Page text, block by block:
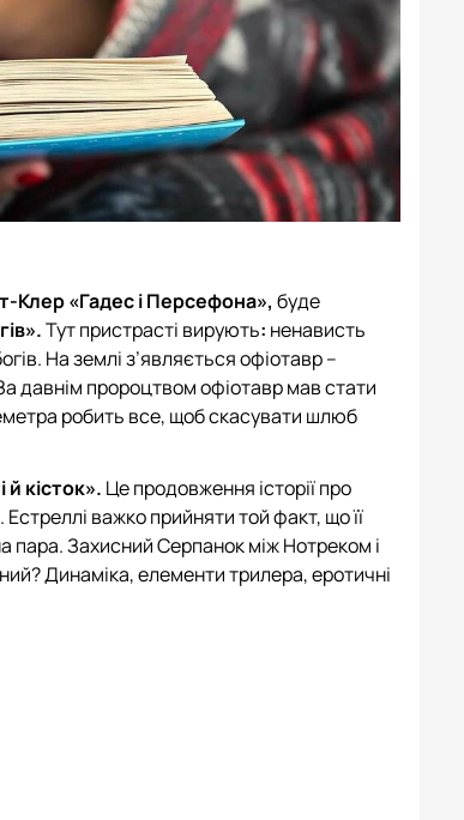
Клер «Гадес і Персефона», буде
Тут пристрасті вирують: ненависть
На землі з’являється офіотавр –
давнім пророцтвом офіотавр мав стати
робить все, щоб скасувати шлюб
й кісток». Це продовження історії про
важко прийняти той факт, що її
пара. Захисний Серпанок між Нотреком і
Динаміка, елементи трилера, еротичні